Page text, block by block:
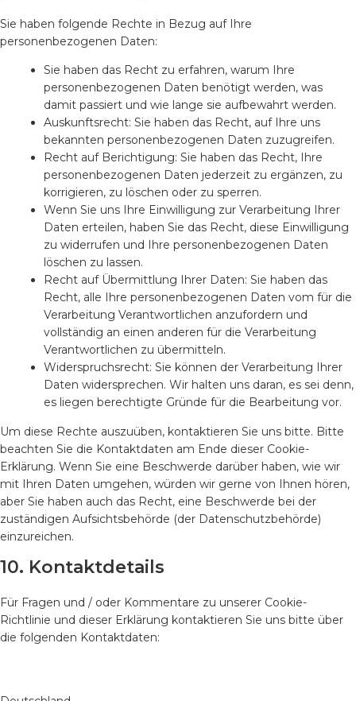
Sie haben folgende Rechte in Bezug auf Ihre
personenbezogenen Daten:
Sie haben das Recht zu erfahren, warum Ihre
personenbezogenen Daten benötigt werden, was
damit passiert und wie lange sie aufbewahrt werden.
Auskunftsrecht: Sie haben das Recht, auf Ihre uns
bekannten personenbezogenen Daten zuzugreifen.
Recht auf Berichtigung: Sie haben das Recht, Ihre
personenbezogenen Daten jederzeit zu ergänzen, zu
korrigieren, zu löschen oder zu sperren.
Wenn Sie uns Ihre Einwilligung zur Verarbeitung Ihrer
Daten erteilen, haben Sie das Recht, diese Einwilligung
zu widerrufen und Ihre personenbezogenen Daten
löschen zu lassen.
Recht auf Übermittlung Ihrer Daten: Sie haben das
Recht, alle Ihre personenbezogenen Daten vom für die
Verarbeitung Verantwortlichen anzufordern und
vollständig an einen anderen für die Verarbeitung
Verantwortlichen zu übermitteln.
Widerspruchsrecht: Sie können der Verarbeitung Ihrer
Daten widersprechen. Wir halten uns daran, es sei denn,
es liegen berechtigte Gründe für die Bearbeitung vor.
Um diese Rechte auszuüben, kontaktieren Sie uns bitte. Bitte
beachten Sie die Kontaktdaten am Ende dieser Cookie-
Erklärung. Wenn Sie eine Beschwerde darüber haben, wie wir
mit Ihren Daten umgehen, würden wir gerne von Ihnen hören,
aber Sie haben auch das Recht, eine Beschwerde bei der
zuständigen Aufsichtsbehörde (der Datenschutzbehörde)
einzureichen.
10. Kontaktdetails
Für Fragen und / oder Kommentare zu unserer Cookie-
Richtlinie und dieser Erklärung kontaktieren Sie uns bitte über
die folgenden Kontaktdaten: